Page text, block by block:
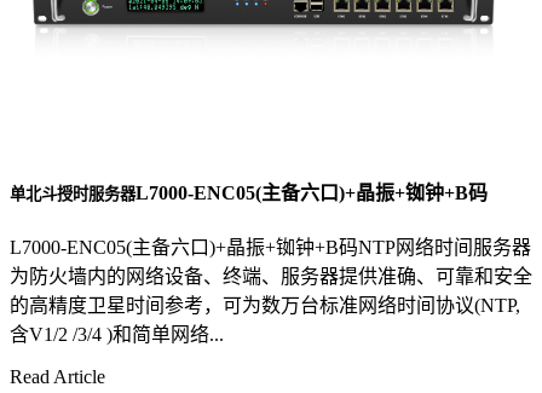
单北斗授时服务器L7000-ENC05(主备六口)+晶振+铷钟+B码
L7000-ENC05(主备六口)+晶振+铷钟+B码NTP网络时间服务器
为防火墙内的网络设备、终端、服务器提供准确、可靠和安全
的高精度卫星时间参考，可为数万台标准网络时间协议(NTP,
含V1/2 /3/4 )和简单网络...
Read Article